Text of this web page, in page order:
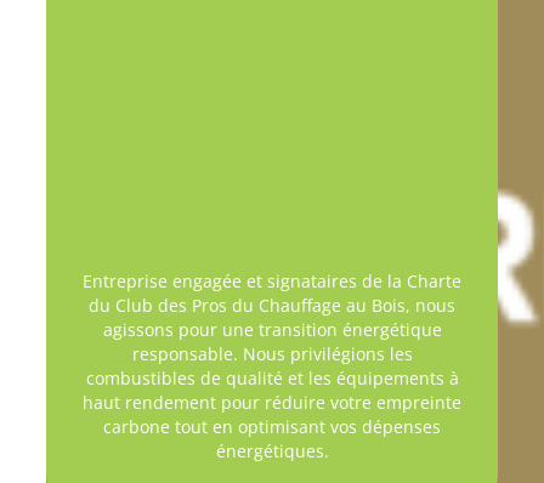
Entreprise engagée et signataires de la Charte
du Club des Pros du Chauffage au Bois, nous
agissons pour une transition énergétique
responsable. Nous privilégions les
combustibles de qualité et les équipements à
haut rendement pour réduire votre empreinte
carbone tout en optimisant vos dépenses
énergétiques.